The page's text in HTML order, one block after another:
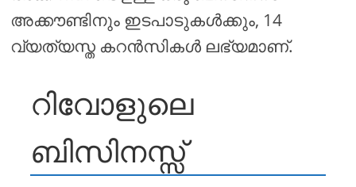
അക്കൗണ്ടിനും ഇടപാടുകൾക്കും, 14
വ്യത്യസ്ത കറൻസികൾ ലഭ്യമാണ്.
റിവോളുലെ
ബിസിനസ്സ്